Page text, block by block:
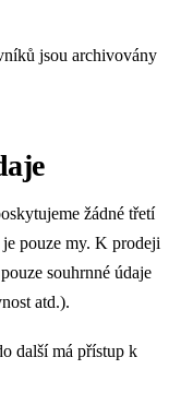
jsou archivovány
žádné třetí
je pouze my. K prodeji
souhrnné údaje
atd.).
další má přístup k